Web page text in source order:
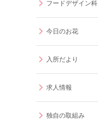
フードデザイン科
今日のお花
入所だより
求人情報
独自の取組み